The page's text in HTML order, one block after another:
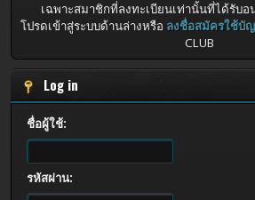
เฉพาะสมาชิกที่ลงทะเบียนเท่านั้นที่ได้รับ
โปรดเข้าสู่ระบบด้านล่างหรือ ลงชื่อสมัครใช้บั
CLUB
Log in
ชื่อผู้ใช้:
รหัสผ่าน: